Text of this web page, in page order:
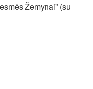
Žemynai” (su